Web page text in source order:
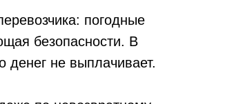
погодные
безопасности. В
денег не выплачивает.